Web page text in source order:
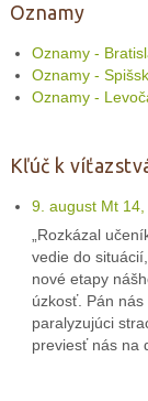
Oznamy
Oznamy -
Oznamy -
Oznamy -
Kľúč k
9. august Mt 14,
„Rozkázal
vedie do
nové etapy
úzkosť. Pán
paralyzujúci
previesť nás na